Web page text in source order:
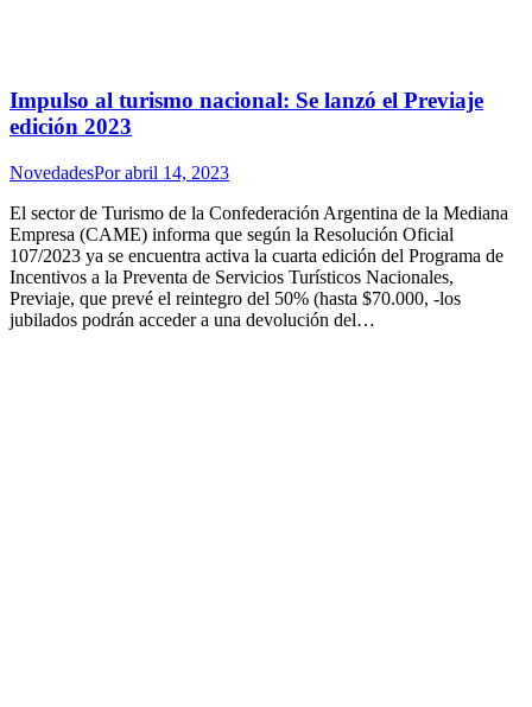
Impulso al turismo nacional: Se lanzó el Previaje
edición 2023
NovedadesPorabril 14, 2023
El sector de Turismo de la Confederación Argentina de la Mediana
Empresa (CAME) informa que según la Resolución Oficial
107/2023 ya se encuentra activa la cuarta edición del Programa de
Incentivos a la Preventa de Servicios Turísticos Nacionales,
Previaje, que prevé el reintegro del 50% (hasta $70.000, -los
jubilados podrán acceder a una devolución del…